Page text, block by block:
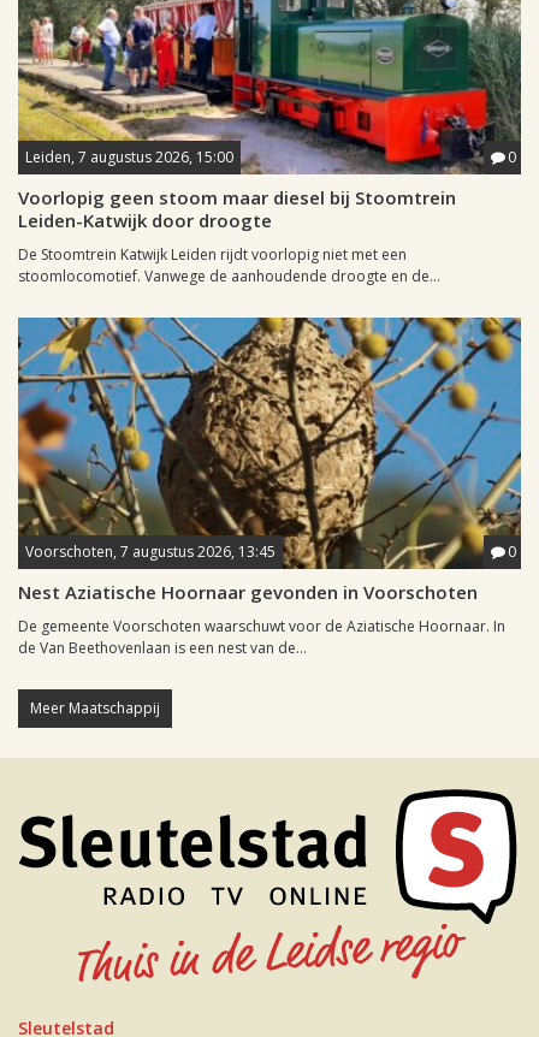
Leiden, 7 augustus 2026, 15:00 0
Voorlopig geen stoom maar diesel bij Stoomtrein
Leiden-Katwijk door droogte
De Stoomtrein Katwijk Leiden rijdt voorlopig niet met een
stoomlocomotief. Vanwege de aanhoudende droogte en de...
Voorschoten, 7 augustus 2026, 13:45 0
Nest Aziatische Hoornaar gevonden in Voorschoten
De gemeente Voorschoten waarschuwt voor de Aziatische Hoornaar. In
de Van Beethovenlaan is een nest van de...
Meer Maatschappij
Sleutelstad